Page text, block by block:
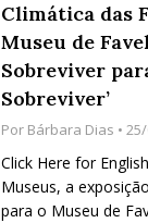
Climática das
Museu de
Sobreviver
Sobreviver’
Por Bárbara Dias •
Click Here for
Museus, a
para o Museu de